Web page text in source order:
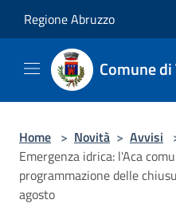
Regione Abruzzo
Comune
Home > Novità > Avvisi
Emergenza idrica: l'Aca
programmazione delle
agosto